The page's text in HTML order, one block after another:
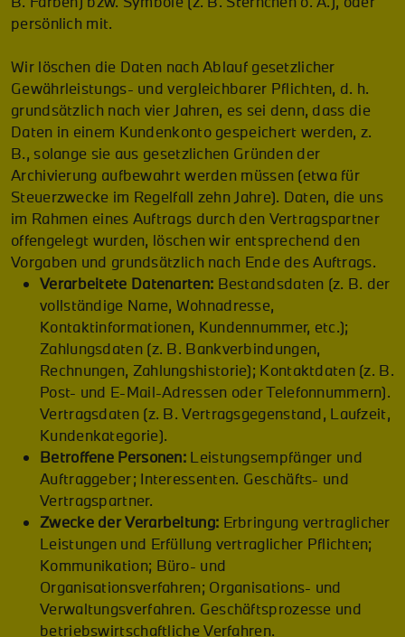
persönlich mit.
Wir löschen die Daten nach Ablauf gesetzlicher
Gewährleistungs- und vergleichbarer Pflichten, d. h.
grundsätzlich nach vier Jahren, es sei denn, dass die
Daten in einem Kundenkonto gespeichert werden, z.
B., solange sie aus gesetzlichen Gründen der
Archivierung aufbewahrt werden müssen (etwa für
Steuerzwecke im Regelfall zehn Jahre). Daten, die uns
im Rahmen eines Auftrags durch den Vertragspartner
offengelegt wurden, löschen wir entsprechend den
Vorgaben und grundsätzlich nach Ende des Auftrags.
Verarbeitete Datenarten: Bestandsdaten (z. B. der
vollständige Name, Wohnadresse,
Kontaktinformationen, Kundennummer, etc.);
Zahlungsdaten (z. B. Bankverbindungen,
Rechnungen, Zahlungshistorie); Kontaktdaten (z. B.
Post- und E-Mail-Adressen oder Telefonnummern).
Vertragsdaten (z. B. Vertragsgegenstand, Laufzeit,
Kundenkategorie).
Betroffene Personen: Leistungsempfänger und
Auftraggeber; Interessenten. Geschäfts- und
Vertragspartner.
Zwecke der Verarbeitung: Erbringung vertraglicher
Leistungen und Erfüllung vertraglicher Pflichten;
Kommunikation; Büro- und
Organisationsverfahren; Organisations- und
Verwaltungsverfahren. Geschäftsprozesse und
betriebswirtschaftliche Verfahren.